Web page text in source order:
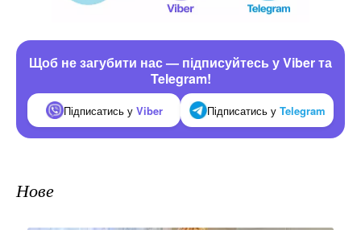
Щоб не загубити нас — підписуйтесь у Viber та
Telegram!
Підписатись у Viber Підписатись у Telegram
Нове